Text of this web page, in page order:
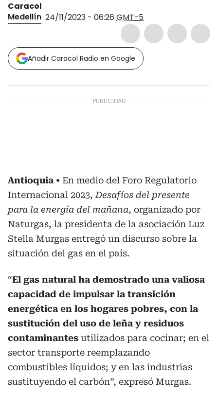
Caracol
Medellín 24/11/2023 - 06:26 GMT-5
Añadir Caracol Radio en Google
Antioquia
En medio del Foro Regulatorio
Internacional 2023, Desafíos del presente
para la energía del mañana, organizado por
Naturgas, la presidenta de la asociación Luz
Stella Murgas entregó un discurso sobre la
situación del gas en el país.
“El gas natural ha demostrado una valiosa
capacidad de impulsar la transición
energética en los hogares pobres, con la
sustitución del uso de leña y residuos
contaminantes utilizados para cocinar; en el
sector transporte reemplazando
combustibles líquidos; y en las industrias
sustituyendo el carbón”, expresó Murgas.